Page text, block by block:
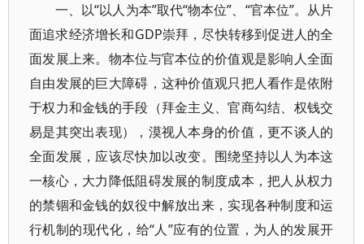
一、以“以人为本”取代“物本位”、“官本位”。从片
面追求经济增长和GDP崇拜，尽快转移到促进人的全
面发展上来。物本位与官本位的价值观是影响人全面
自由发展的巨大障碍，这种价值观只把人看作是依附
于权力和金钱的手段（拜金主义、官商勾结、权钱交
易是其突出表现），漠视人本身的价值，更不谈人的
全面发展，应该尽快加以改变。围绕坚持以人为本这
一核心，大力降低阻碍发展的制度成本，把人从权力
的禁锢和金钱的奴役中解放出来，实现各种制度和运
行机制的现代化，给“人”应有的位置，为人的发展开